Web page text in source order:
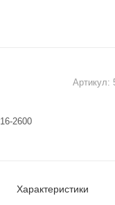
Артикул:
2600
Характеристики